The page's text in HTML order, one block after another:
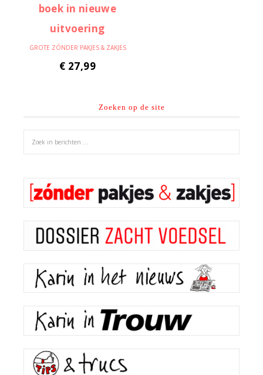
GROTE ZÓNDER PAKJES & ZAKJES
€ 27,99
Zoeken op de site